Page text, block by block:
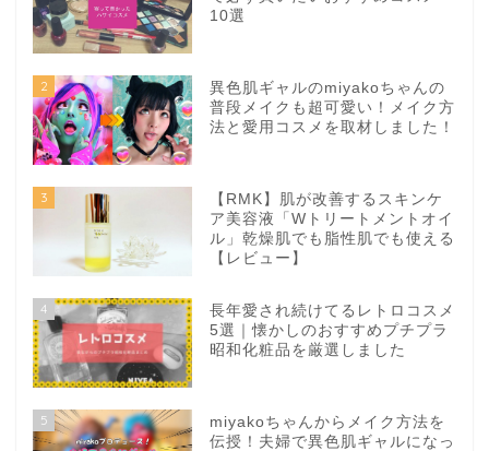
10選
2
異色肌ギャルのmiyakoちゃんの
普段メイクも超可愛い！メイク方
法と愛用コスメを取材しました！
3
【RMK】肌が改善するスキンケ
ア美容液「Wトリートメントオイ
ル」乾燥肌でも脂性肌でも使える
【レビュー】
4
長年愛され続けてるレトロコスメ
5選｜懐かしのおすすめプチプラ
昭和化粧品を厳選しました
5
miyakoちゃんからメイク方法を
伝授！夫婦で異色肌ギャルになっ